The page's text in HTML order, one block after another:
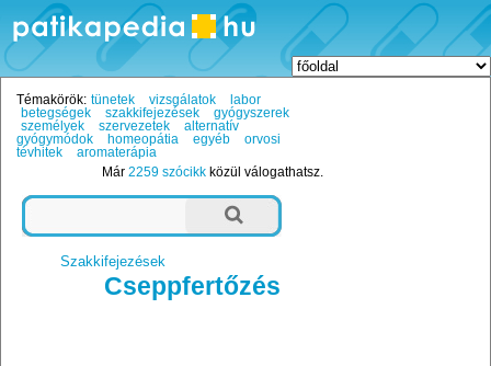
Témakörök: tünetek vizsgálatok
labor
betegségek
szakkifejezések
gyógyszerek
személyek
szervezetek
alternatív
gyógymódok
homeopátia egyéb
orvosi
tévhitek
aromaterápia
Már2259 szócikk közül válogathatsz.
Szakkifejezések
Cseppfertőzés